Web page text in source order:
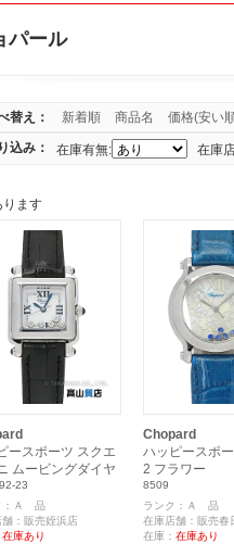
パール
替え： 新着順 商品名 価格(安い
込み：
在庫有無: 在庫
ります
ースポーツ スクエ
ムービングダイヤ
23
：Ａ 品
舗：販売姪浜店
在庫あり
Chopard
ハッピースポ
2 フラワー
8509
ランク：Ａ 品
在庫店舗：販売春
在庫： 在庫あり